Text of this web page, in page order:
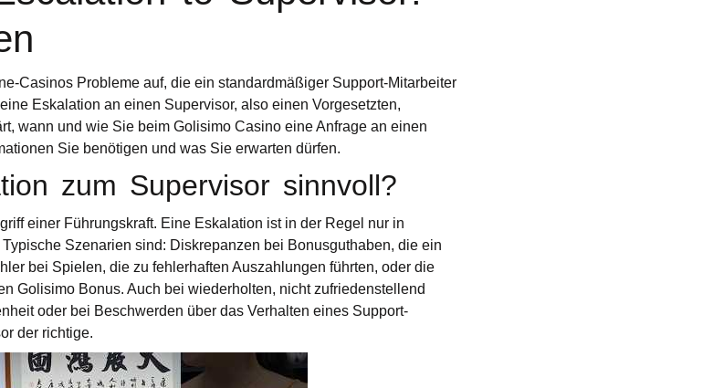
Casinos Probleme auf, die ein standardmäßiger Support-Mitarbeiter
Eskalation an einen Supervisor, also einen Vorgesetzten,
wann und wie Sie beim Golisimo Casino eine Anfrage an einen
Sie benötigen und was Sie erwarten dürfen.
zum Supervisor sinnvoll?
einer Führungskraft. Eine Eskalation ist in der Regel nur in
Szenarien sind: Diskrepanzen bei Bonusguthaben, die ein
bei Spielen, die zu fehlerhaften Auszahlungen führten, oder die
Golisimo Bonus. Auch bei wiederholten, nicht zufriedenstellend
oder bei Beschwerden über das Verhalten eines Support-
der richtige.